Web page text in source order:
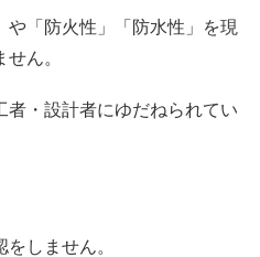
「防火性」「防水性」を現
ん。
者・設計者にゆだねられてい
しません。